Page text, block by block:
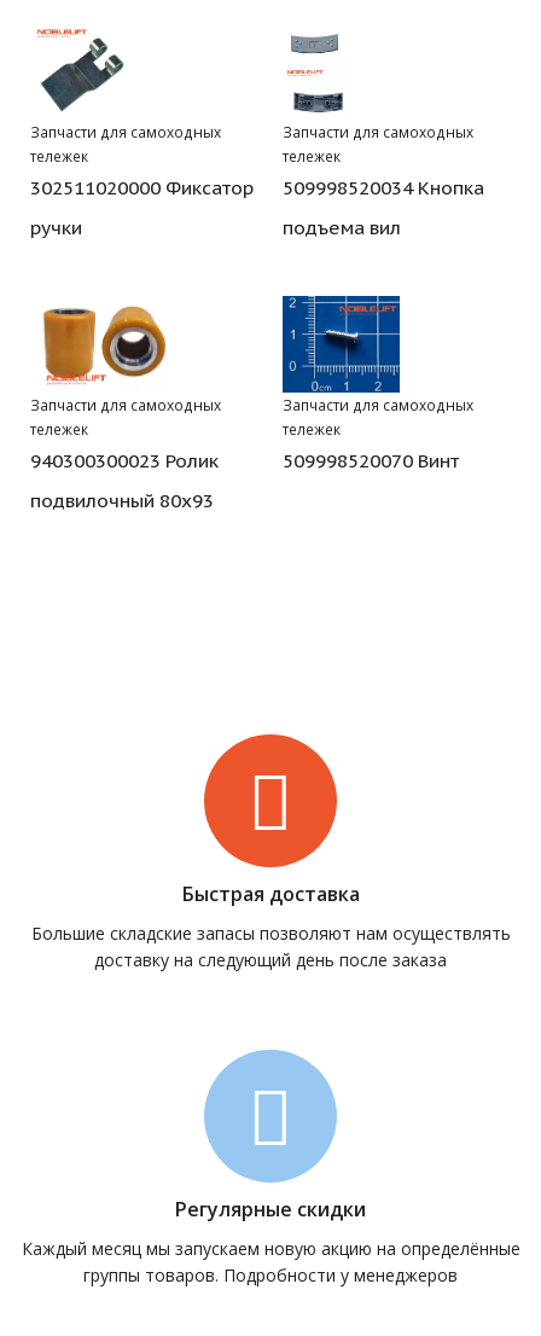
Запчасти для самоходных
тележек
302511020000 Фиксатор
ручки
Запчасти для самоходных
тележек
509998520034 Кнопка
подъема вил
Запчасти для самоходных
тележек
940300300023 Ролик
подвилочный 80х93
Запчасти для самоходных
тележек
509998520070 Винт
Быстрая доставка
Большие складские запасы позволяют нам осуществлять
доставку на следующий день после заказа
Регулярные скидки
Каждый месяц мы запускаем новую акцию на определённые
группы товаров. Подробности у менеджеров